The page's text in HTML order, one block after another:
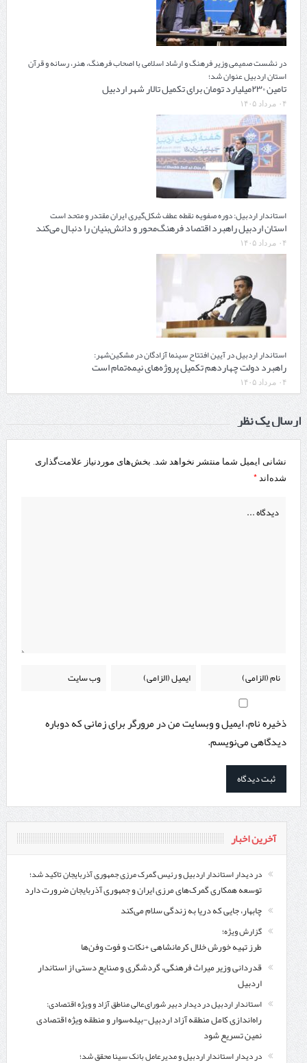
در نشست صمیمی وزیر فرهنگ و ارشاد اسلامی با اصحاب فرهنگ، هنر، رسانه و قرآن
استان اردبیل عنوان شد؛
تامین ۲۳۰میلیارد تومان برای تکمیل تالار شهر اردبیل
۰۴ مرداد ۱۴۰۵
استاندار اردبیل: دوره صفویه نقطه عطف شکل‌گیری ایران مقتدر و متحد است
استان اردبیل راهبرد اقتصاد فرهنگ‌محور و دانش‌بنیان را دنبال می‌کند
۰۴ مرداد ۱۴۰۵
استاندار اردبیل در آیین افتتاح سینما آزادگان در مشکین‌شهر:
راهبرد دولت چهاردهم تکمیل پروژه‌های نیمه‌تمام است
۰۴ مرداد ۱۴۰۵
ارسال یک نظر
نشانی ایمیل شما منتشر نخواهد شد. بخش‌های موردنیاز علامت‌گذاری
شده‌اند *
ذخیره نام، ایمیل و وبسایت من در مرورگر برای زمانی که دوباره
دیدگاهی می‌نویسم.
آخرین اخبار
در دیدار استاندار اردبیل و رئیس گمرک مرزی جمهوری آذربایجان تاکید شد؛
توسعه همکاری گمرک‌های مرزی ایران و جمهوری آذربایجان ضرورت دارد
چابهار، جایی که دریا به زندگی سلام می‌کند
گزارش ویژه؛
طرز تهیه خورش خلال کرمانشاهی +نکات و فوت وفن‌ها
قدردانی وزیر میراث فرهنگی، گردشگری و صنایع دستی از استاندار
اردبیل
استاندار اردبیل در دیدار دبیر شورای‌عالی مناطق آزاد و ویژه اقتصادی:
راه‌اندازی کامل منطقه آزاد اردبیل-بیله‌سوار و منطقه ویژه اقتصادی
نمین تسریع شود
در دیدار استاندار اردبیل و مدیرعامل بانک سینا محقق شد؛